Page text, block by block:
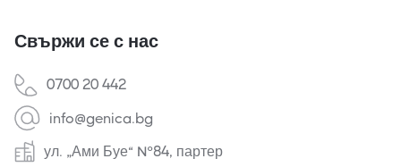
Свържи се с нас
0700 20 442
info@genica.bg
ул. „Ами Буе“ №84, партер